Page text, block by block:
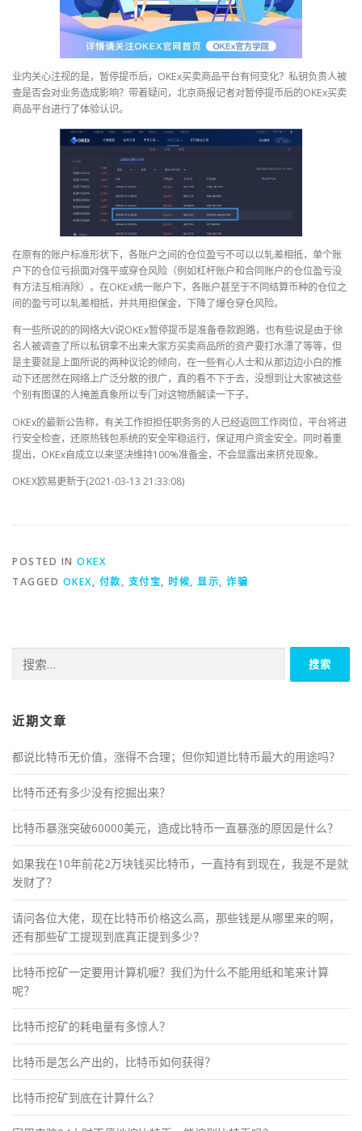
业内关心注视的是，暂停提币后，OKEx买卖商品平台有何变化？私钥负责人被
查是否会对业务造成影响？带着疑问，北京商报记者对暂停提币后的OKEx买卖
商品平台进行了体验认识。
在原有的账户标准形状下，各账户之间的仓位盈亏不可以以轧差相抵，单个账
户下的仓位亏损面对强平或穿仓风险（例如杠杆账户和合同账户的仓位盈亏没
有方法互相消除）。在OKEx统一账户下，各账户甚至于不同结算币种的仓位之
间的盈亏可以轧差相抵，并共用担保金，下降了爆仓穿仓风险。
有一些所说的的网络大V说OKEx暂停提币是准备卷款跑路，也有些说是由于徐
名人被调查了所以私钥拿不出来大家方买卖商品所的资产要打水漂了等等，但
是主要就是上面所说的两种议论的倾向，在一些有心人士和从那边边小白的推
动下还居然在网络上广泛分散的很广，真的看不下于去，没想到让大家被这些
个别有图谋的人掩盖真象所以专门对这物质解读一下子。
OKEx的最新公告称，有关工作担担任职务务的人已经返回工作岗位，平台将进
行安全检查，还原热钱包系统的安全牢稳运行，保证用户资金安全。同时着重
提出，OKEx自成立以来坚决维持100%准备金，不会显露出来挤兑现象。
OKEX欧易更新于(2021-03-13 21:33:08)
POSTED IN OKEX
TAGGED OKEX, 付款, 支付宝, 时候, 显示, 诈骗
索：
近期文章
都说比特币无价值，涨得不合理；但你知道比特币最大的用途吗？
比特币还有多少没有挖掘出来？
比特币暴涨突破60000美元，造成比特币一直暴涨的原因是什么？
如果我在10年前花2万块钱买比特币，一直持有到现在，我是不是就
发财了？
请问各位大佬，现在比特币价格这么高，那些钱是从哪里来的啊，
还有那些矿工提现到底真正提到多少？
比特币挖矿一定要用计算机嚒？我们为什么不能用纸和笔来计算
呢？
比特币挖矿的耗电量有多惊人？
比特币是怎么产出的，比特币如何获得？
比特币挖矿到底在计算什么？